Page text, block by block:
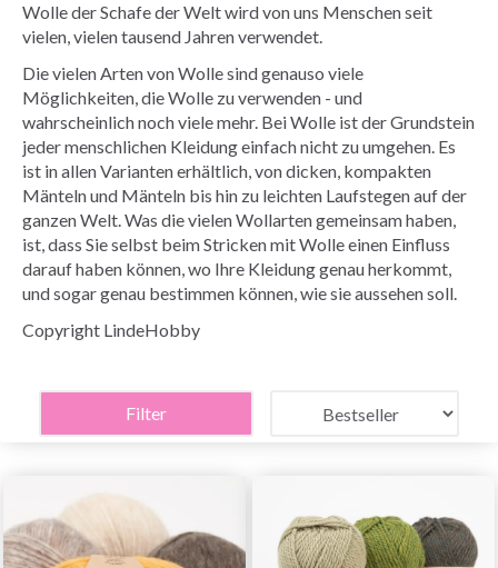
Wolle der Schafe der Welt wird von uns Menschen seit
vielen, vielen tausend Jahren verwendet.
Die vielen Arten von Wolle sind genauso viele
Möglichkeiten, die Wolle zu verwenden - und
wahrscheinlich noch viele mehr. Bei Wolle ist der Grundstein
jeder menschlichen Kleidung einfach nicht zu umgehen. Es
ist in allen Varianten erhältlich, von dicken, kompakten
Mänteln und Mänteln bis hin zu leichten Laufstegen auf der
ganzen Welt. Was die vielen Wollarten gemeinsam haben,
ist, dass Sie selbst beim Stricken mit Wolle einen Einfluss
darauf haben können, wo Ihre Kleidung genau herkommt,
und sogar genau bestimmen können, wie sie aussehen soll.
Copyright LindeHobby
Filter